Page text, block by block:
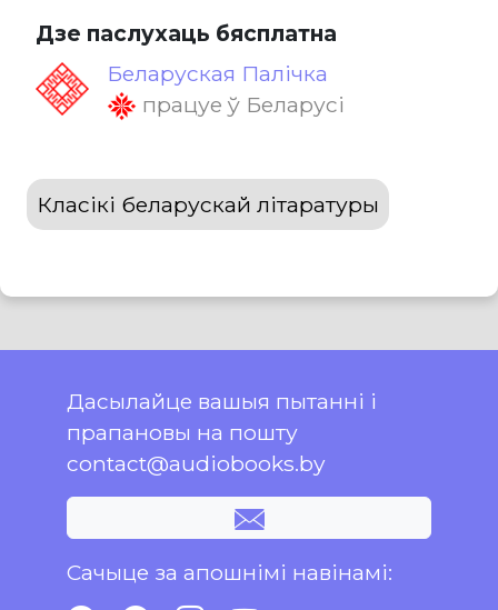
Дзе паслухаць бясплатна
Беларуская Палічка
працуе ў Беларусі
Класікі беларускай літаратуры
Дасылайце вашыя пытанні і
прапановы на пошту
contact@audiobooks.by
Сачыце за апошнімі навінамі: